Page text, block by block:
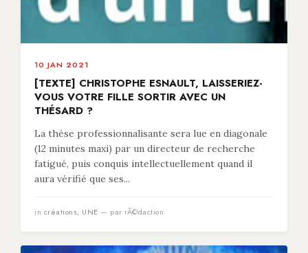
10 JAN 2021
[TEXTE] CHRISTOPHE ESNAULT, LAISSERIEZ-
VOUS VOTRE FILLE SORTIR AVEC UN
THÉSARD ?
La thèse professionnalisante sera lue en diagonale
(12 minutes maxi) par un directeur de recherche
fatigué, puis conquis intellectuellement quand il
aura vérifié que ses...
in créations, UNE — par rÃ©daction